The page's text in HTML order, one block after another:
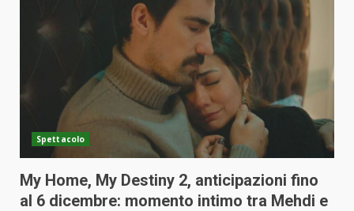
Spettacolo
My Home, My Destiny 2, anticipazioni fino
al 6 dicembre: momento intimo tra Mehdi e